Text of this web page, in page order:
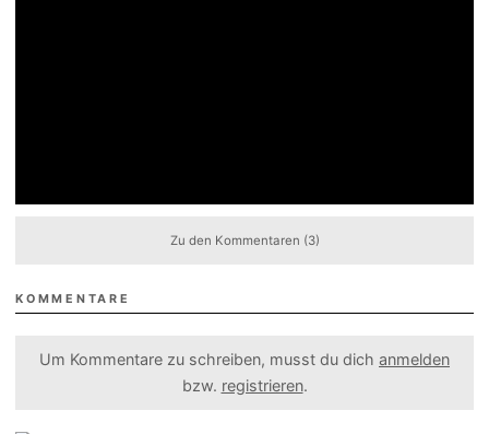
Zu den Kommentaren (3)
KOMMENTARE
Um Kommentare zu schreiben, musst du dich anmelden
bzw. registrieren.